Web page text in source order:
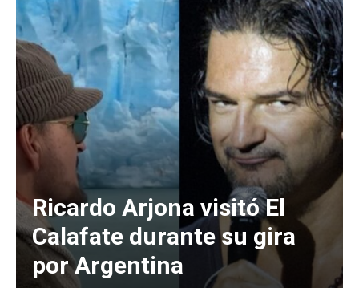
Ricardo Arjona visitó El
Calafate durante su gira
por Argentina